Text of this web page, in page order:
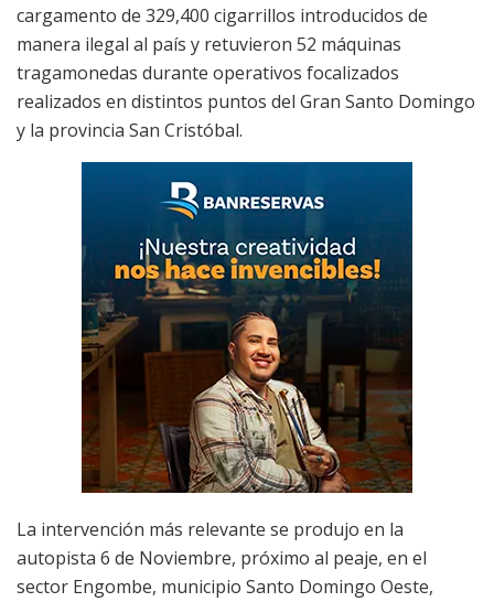
cargamento de 329,400 cigarrillos introducidos de
manera ilegal al país y retuvieron 52 máquinas
tragamonedas durante operativos focalizados
realizados en distintos puntos del Gran Santo Domingo
y la provincia San Cristóbal.
La intervención más relevante se produjo en la
autopista 6 de Noviembre, próximo al peaje, en el
sector Engombe, municipio Santo Domingo Oeste,